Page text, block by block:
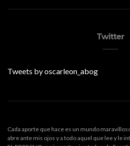
Twitter
Tweets by oscarleon_abog
Cada aporte que hace es un mundo
abre ante mis ojos y a todo aquel que lee y le